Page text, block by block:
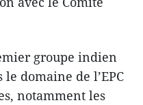
groupe indien
domaine de l’EPC
notamment les